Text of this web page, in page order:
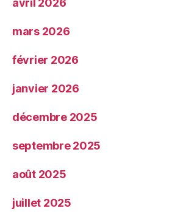
avril 2026
mars 2026
février 2026
janvier 2026
décembre 2025
septembre 2025
août 2025
juillet 2025